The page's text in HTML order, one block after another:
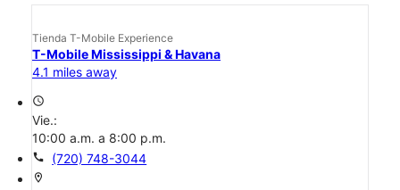
Tienda T-Mobile Experience
T-Mobile Mississippi & Havana
4.1 miles away
access_time
Vie.:
10:00 a.m. a 8:00 p.m.
call (720) 748-3044
location_on